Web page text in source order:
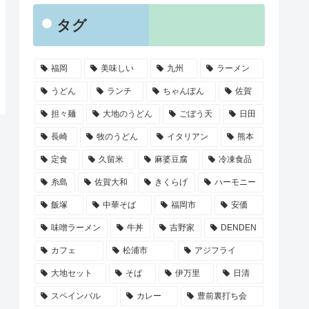
タグ
福岡 美味しい 九州 ラーメン
うどん ランチ ちゃんぽん 佐賀
担々麺 大地のうどん ごぼう天 日田
長崎 牧のうどん イタリアン 熊本
定食 久留米 麻婆豆腐 冷凍食品
糸島 佐賀大和 きくらげ ハーモニー
飯塚 中華そば 福岡市 安価
味噌ラーメン 牛丼 吉野家 DENDEN
カフェ 松浦市 アジフライ
大地セット そば 伊万里 日清
スペインバル カレー 豊前裏打ち会